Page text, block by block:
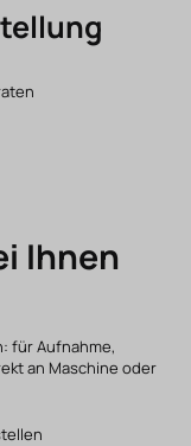
Ihnen
für Aufnahme,
an Maschine oder